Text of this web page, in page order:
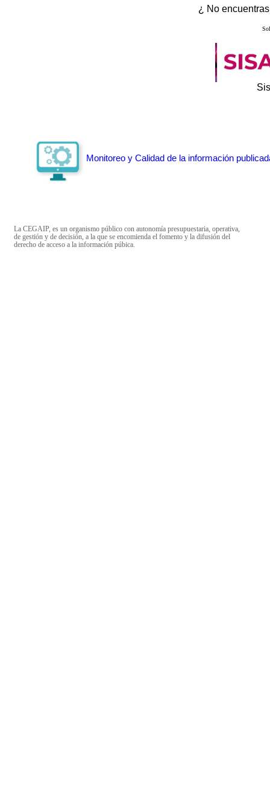
¿ No
Monitoreo y Calidad de la información
La CEGAIP, es un organismo público con autonomía presupuestaria, operativa,
de gestión y de decisión, a la que se encomienda el fomento y la difusión del
derecho de acceso a la información púbica.